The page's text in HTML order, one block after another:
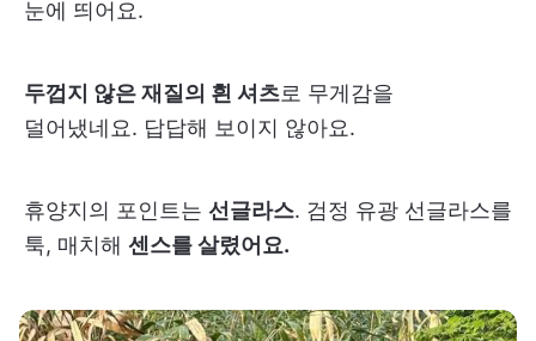
눈에 띄어요.
두껍지 않은 재질의 흰 셔츠로 무게감을
덜어냈네요. 답답해 보이지 않아요.
휴양지의 포인트는 선글라스. 검정 유광 선글라스를
툭, 매치해 센스를 살렸어요.